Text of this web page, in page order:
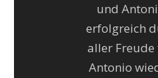
und
erfolgreich
aller Freude
Antonio